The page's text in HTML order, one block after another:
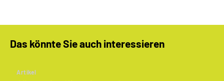
Das könnte Sie auch interessieren
Artikel